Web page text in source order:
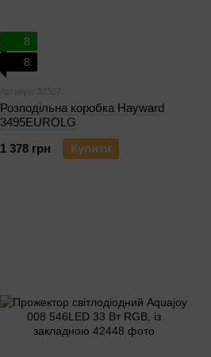
8
8
Артикул: 32327
Розподільна коробка Hayward
3495EUROLG
1 378 грн
Купити